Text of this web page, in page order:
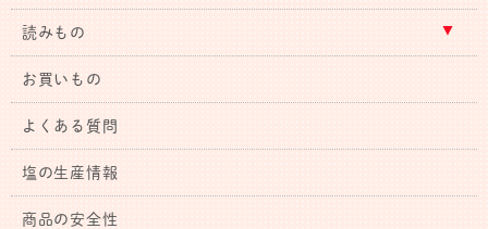
読みもの
お買いもの
よくある質問
塩の生産情報
商品の安全性